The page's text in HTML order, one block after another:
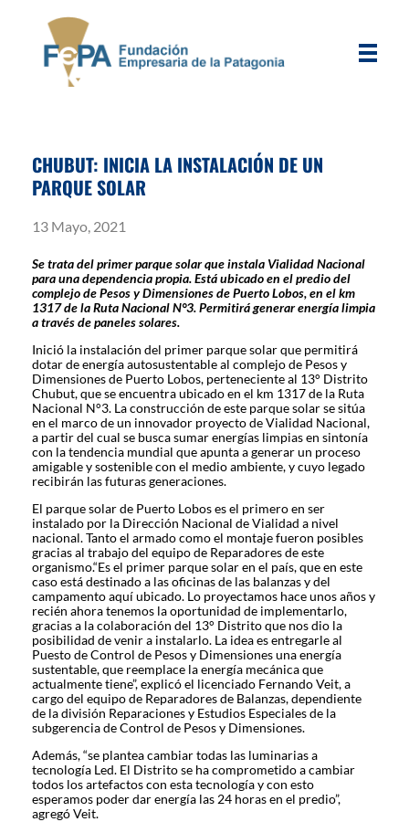
CHUBUT: INICIA LA INSTALACIÓN DE UN
PARQUE SOLAR
13 Mayo, 2021
Se trata del primer parque solar que instala Vialidad Nacional
para una dependencia propia. Está ubicado en el predio del
complejo de Pesos y Dimensiones de Puerto Lobos, en el km
1317 de la Ruta Nacional N°3. Permitirá generar energía limpia
a través de paneles solares.
Inició la instalación del primer parque solar que permitirá
dotar de energía autosustentable al complejo de Pesos y
Dimensiones de Puerto Lobos, perteneciente al 13° Distrito
Chubut, que se encuentra ubicado en el km 1317 de la Ruta
Nacional N°3. La construcción de este parque solar se sitúa
en el marco de un innovador proyecto de Vialidad Nacional,
a partir del cual se busca sumar energías limpias en sintonía
con la tendencia mundial que apunta a generar un proceso
amigable y sostenible con el medio ambiente, y cuyo legado
recibirán las futuras generaciones.
El parque solar de Puerto Lobos es el primero en ser
instalado por la Dirección Nacional de Vialidad a nivel
nacional. Tanto el armado como el montaje fueron posibles
gracias al trabajo del equipo de Reparadores de este
organismo.“Es el primer parque solar en el país, que en este
caso está destinado a las oficinas de las balanzas y del
campamento aquí ubicado. Lo proyectamos hace unos años y
recién ahora tenemos la oportunidad de implementarlo,
gracias a la colaboración del 13° Distrito que nos dio la
posibilidad de venir a instalarlo. La idea es entregarle al
Puesto de Control de Pesos y Dimensiones una energía
sustentable, que reemplace la energía mecánica que
actualmente tiene”, explicó el licenciado Fernando Veit, a
cargo del equipo de Reparadores de Balanzas, dependiente
de la división Reparaciones y Estudios Especiales de la
subgerencia de Control de Pesos y Dimensiones.
Además, “se plantea cambiar todas las luminarias a
tecnología Led. El Distrito se ha comprometido a cambiar
todos los artefactos con esta tecnología y con esto
esperamos poder dar energía las 24 horas en el predio”,
agregó Veit.